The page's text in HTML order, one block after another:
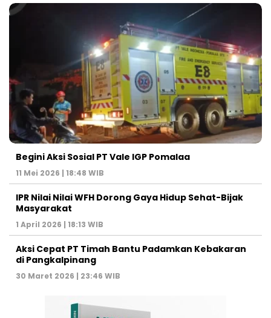
Begini Aksi Sosial PT Vale IGP Pomalaa
11 Mei 2026 | 18:48 WIB
IPR Nilai Nilai WFH Dorong Gaya Hidup Sehat-Bijak
Masyarakat
1 April 2026 | 18:13 WIB
Aksi Cepat PT Timah Bantu Padamkan Kebakaran
di Pangkalpinang
30 Maret 2026 | 23:46 WIB